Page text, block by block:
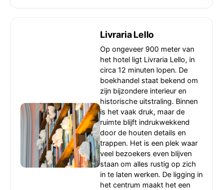
Livraria Lello
Op ongeveer 900 meter van
het hotel ligt Livraria Lello, in
circa 12 minuten lopen. De
boekhandel staat bekend om
zijn bijzondere interieur en
historische uitstraling. Binnen
is het vaak druk, maar de
ruimte blijft indrukwekkend
door de houten details en
trappen. Het is een plek waar
veel bezoekers even blijven
staan om alles rustig op zich
in te laten werken. De ligging in
het centrum maakt het een